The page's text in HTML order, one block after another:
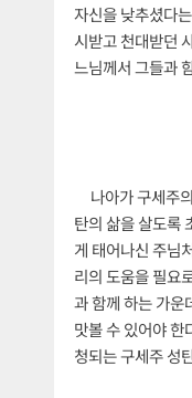
자신을 낮추셨다
시받고 천대받던
느님께서 그들과
나아가 구세주
탄의 삶을 살도록
게 태어나신 주님
리의 도움을 필요
과 함께 하는 가운
맛볼 수 있어야 한
청되는 구세주 성